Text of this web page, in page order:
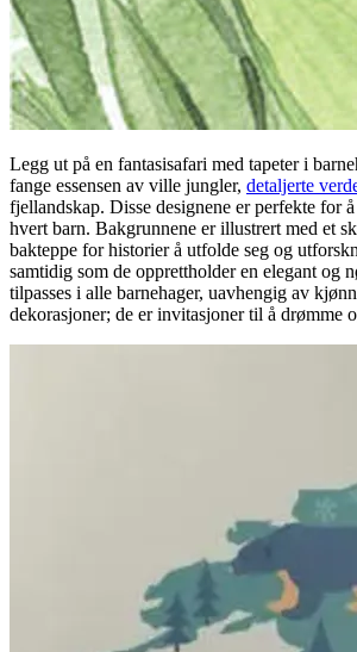
Legg ut på en fantasisafari med tapeter i
fange essensen av ville jungler, detaljerte
fjellandskap. Disse designene er perfekte for
hvert barn. Bakgrunnene er illustrert med et
bakteppe for historier å utfolde seg og
samtidig som de opprettholder en elegant og
tilpasses i alle barnehager, uavhengig av
dekorasjoner; de er invitasjoner til å drømme